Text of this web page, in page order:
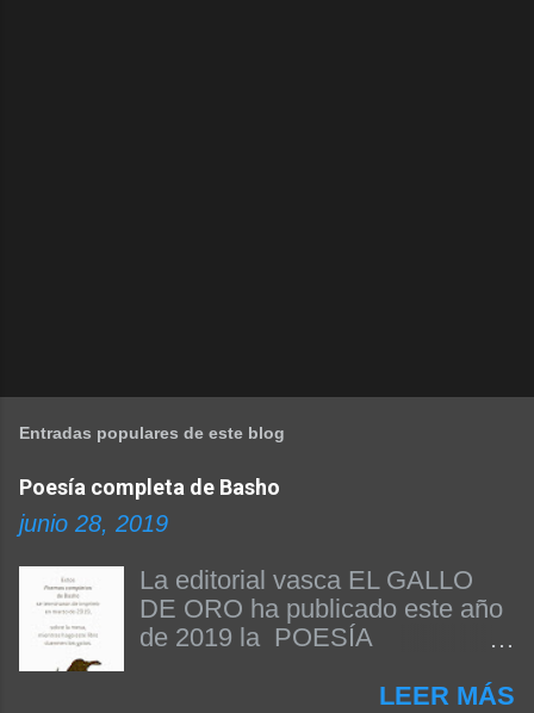
Entradas populares de este blog
Poesía completa de Basho
junio 28, 2019
La editorial vasca EL GALLO
DE ORO ha publicado este año
de 2019 la POESÍA
LEER MÁS